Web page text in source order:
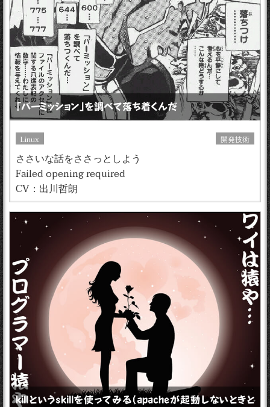
「パーミッション」を調べて落ち着くんだ
Linux 開発技術
ささいな話をささっとしよう
Failed opening required
CV：出川哲朗
killというskillを使ってみる（apacheが起動しないときと